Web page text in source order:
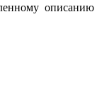
описанию